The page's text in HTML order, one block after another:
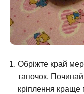
Обріжте край
тапочок.
кріплення краще